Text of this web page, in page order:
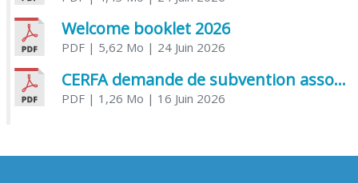
Welcome booklet 2026
PDF| 5,62 Mo | 24 Juin 2026
CERFA demande de subvention association
PDF| 1,26 Mo | 16 Juin 2026